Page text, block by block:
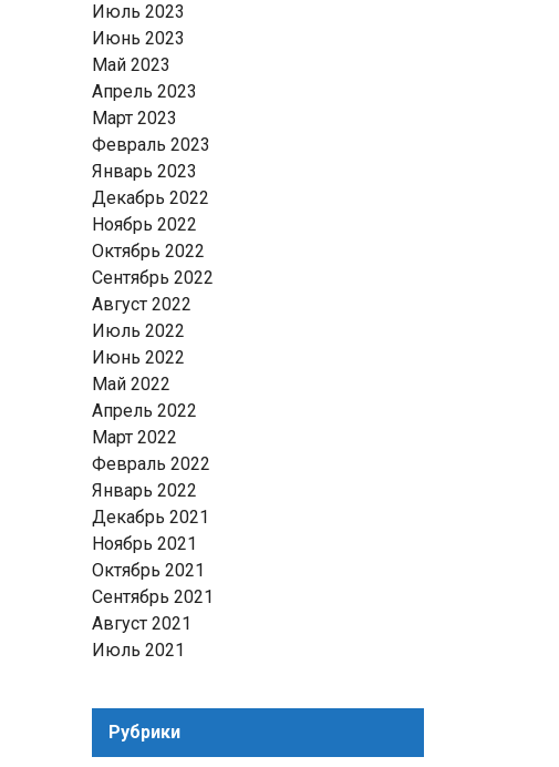
Июль 2023
Июнь 2023
Май 2023
Апрель 2023
Март 2023
Февраль 2023
Январь 2023
Декабрь 2022
Ноябрь 2022
Октябрь 2022
Сентябрь 2022
Август 2022
Июль 2022
Июнь 2022
Май 2022
Апрель 2022
Март 2022
Февраль 2022
Январь 2022
Декабрь 2021
Ноябрь 2021
Октябрь 2021
Сентябрь 2021
Август 2021
Июль 2021
Рубрики